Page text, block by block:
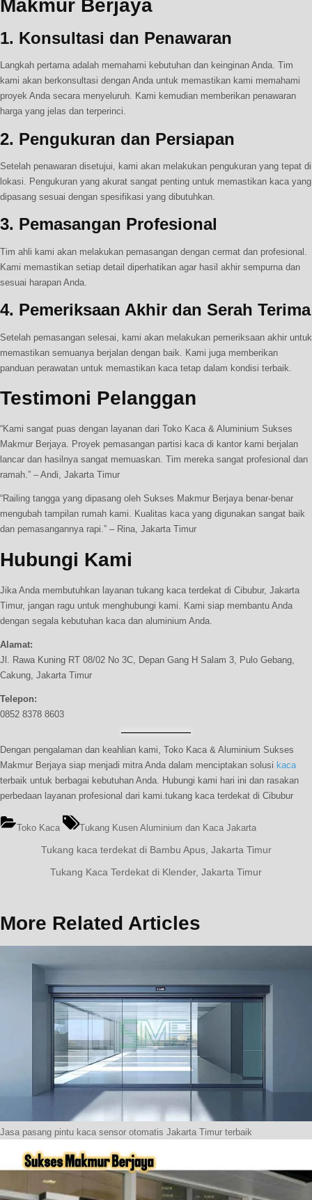
Makmur Berjaya
1. Konsultasi dan Penawaran
Langkah pertama adalah memahami kebutuhan dan keinginan Anda. Tim
kami akan berkonsultasi dengan Anda untuk memastikan kami memahami
proyek Anda secara menyeluruh. Kami kemudian memberikan penawaran
harga yang jelas dan terperinci.
2. Pengukuran dan Persiapan
Setelah penawaran disetujui, kami akan melakukan pengukuran yang tepat di
lokasi. Pengukuran yang akurat sangat penting untuk memastikan kaca yang
dipasang sesuai dengan spesifikasi yang dibutuhkan.
3. Pemasangan Profesional
Tim ahli kami akan melakukan pemasangan dengan cermat dan profesional.
Kami memastikan setiap detail diperhatikan agar hasil akhir sempurna dan
sesuai harapan Anda.
4. Pemeriksaan Akhir dan Serah Terima
Setelah pemasangan selesai, kami akan melakukan pemeriksaan akhir untuk
memastikan semuanya berjalan dengan baik. Kami juga memberikan
panduan perawatan untuk memastikan kaca tetap dalam kondisi terbaik.
Testimoni Pelanggan
“Kami sangat puas dengan layanan dari Toko Kaca & Aluminium Sukses
Makmur Berjaya. Proyek pemasangan partisi kaca di kantor kami berjalan
lancar dan hasilnya sangat memuaskan. Tim mereka sangat profesional dan
ramah.” – Andi, Jakarta Timur
“Railing tangga yang dipasang oleh Sukses Makmur Berjaya benar-benar
mengubah tampilan rumah kami. Kualitas kaca yang digunakan sangat baik
dan pemasangannya rapi.” – Rina, Jakarta Timur
Hubungi Kami
Jika Anda membutuhkan layanan tukang kaca terdekat di Cibubur, Jakarta
Timur, jangan ragu untuk menghubungi kami. Kami siap membantu Anda
dengan segala kebutuhan kaca dan aluminium Anda.
Alamat:
Jl. Rawa Kuning RT 08/02 No 3C, Depan Gang H Salam 3, Pulo Gebang,
Cakung, Jakarta Timur
Telepon:
0852 8378 8603
Dengan pengalaman dan keahlian kami, Toko Kaca & Aluminium Sukses
Makmur Berjaya siap menjadi mitra Anda dalam menciptakan solusi kaca
terbaik untuk berbagai kebutuhan Anda. Hubungi kami hari ini dan rasakan
perbedaan layanan profesional dari kami.tukang kaca terdekat di Cibubur
Toko Kaca
Tags:
Tukang Kusen Aluminium dan Kaca Jakarta
Navigasi
Previous
Tukang kaca terdekat di Bambu Apus, Jakarta Timur
Next
Tukang Kaca Terdekat di Klender, Jakarta Timur
More Related Articles
Jasa pasang pintu kaca sensor otomatis Jakarta Timur terbaik